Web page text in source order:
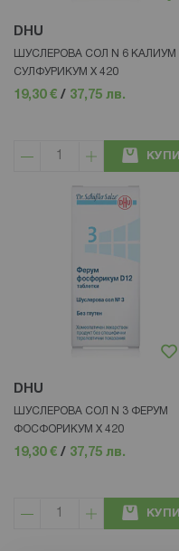
DHU
ШУСЛЕРОВА СОЛ N 6 КАЛИУМ
СУЛФУРИКУМ Х 420
19,30 € / 37,75 лв.
КУПИ
DHU
ШУСЛЕРОВА СОЛ N 3 ФЕРУМ
ФОСФОРИКУМ Х 420
19,30 € / 37,75 лв.
КУПИ